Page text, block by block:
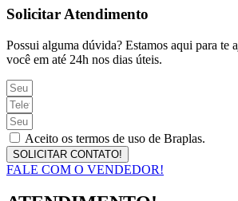
Solicitar Atendimento
Possui alguma dúvida? Estamos aqui para te
você em até 24h nos dias úteis.
Aceito os termos de uso de Braplas.
SOLICITAR CONTATO!
FALE COM O VENDEDOR!